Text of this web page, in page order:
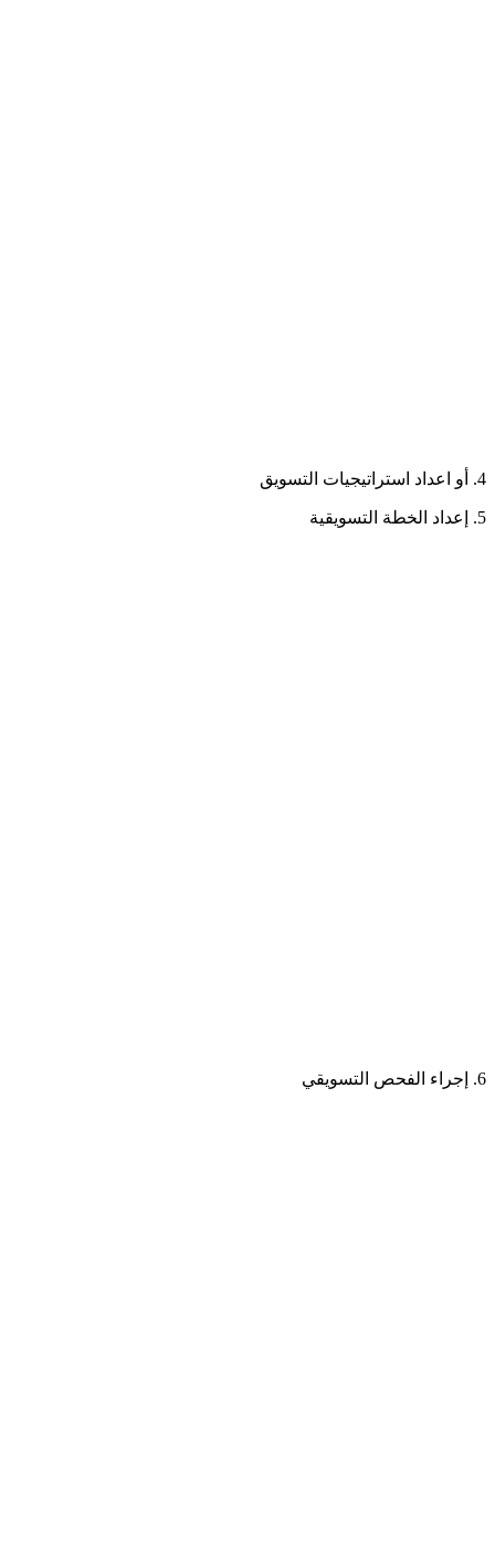
4. أو اعداد استراتيجيات التسويق
5. إعداد الخطة التسويقية
6. إجراء الفحص التسويقي